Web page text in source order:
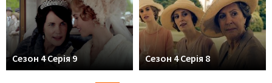
Сезон 4 Серія 9 Сезон 4 Серія 8